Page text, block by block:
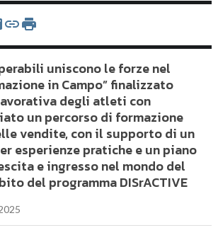
uniscono le forze nel
in Campo” finalizzato
degli atleti con
un percorso di formazione
vendite, con il supporto di un
esperienze pratiche e un piano
e ingresso nel mondo del
del programma DISrACTIVE